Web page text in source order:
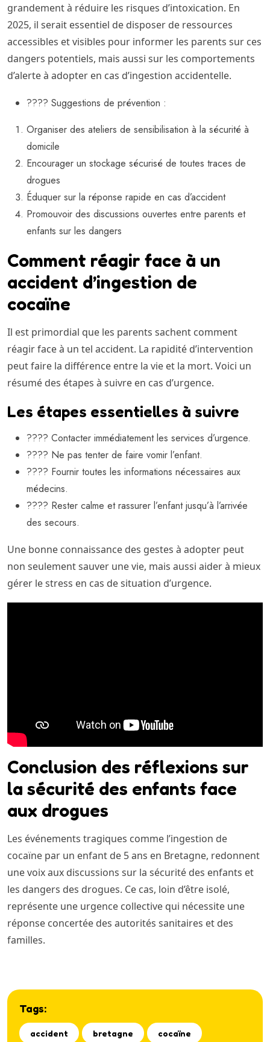
grandement à réduire les risques d’intoxication. En
2025, il serait essentiel de disposer de ressources
accessibles et visibles pour informer les parents sur ces
dangers potentiels, mais aussi sur les comportements
d’alerte à adopter en cas d’ingestion accidentelle.
???? Suggestions de prévention :
Organiser des ateliers de sensibilisation à la sécurité à
domicile
Encourager un stockage sécurisé de toutes traces de
drogues
Éduquer sur la réponse rapide en cas d’accident
Promouvoir des discussions ouvertes entre parents et
enfants sur les dangers
Comment réagir face à un
accident d’ingestion de
cocaïne
Il est primordial que les parents sachent comment
réagir face à un tel accident. La rapidité d’intervention
peut faire la différence entre la vie et la mort. Voici un
résumé des étapes à suivre en cas d’urgence.
Les étapes essentielles à suivre
???? Contacter immédiatement les services d’urgence.
???? Ne pas tenter de faire vomir l’enfant.
???? Fournir toutes les informations nécessaires aux
médecins.
???? Rester calme et rassurer l’enfant jusqu’à l’arrivée
des secours.
Une bonne connaissance des gestes à adopter peut
non seulement sauver une vie, mais aussi aider à mieux
gérer le stress en cas de situation d’urgence.
Conclusion des réflexions sur
la sécurité des enfants face
aux drogues
Les événements tragiques comme l’ingestion de
cocaïne par un enfant de 5 ans en Bretagne, redonnent
une voix aux discussions sur la sécurité des enfants et
les dangers des drogues. Ce cas, loin d’être isolé,
représente une urgence collective qui nécessite une
réponse concertée des autorités sanitaires et des
familles.
Tags:
accident bretagne cocaïne